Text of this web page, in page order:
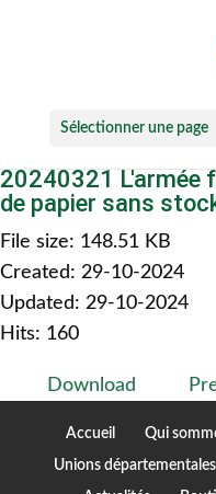
Sélectionner une page
20240321 L'armée
de papier sans
File size: 148.51 KB
Created: 29-10-2024
Updated: 29-10-2024
Hits: 160
Download
Accueil Qui
Unions départementales